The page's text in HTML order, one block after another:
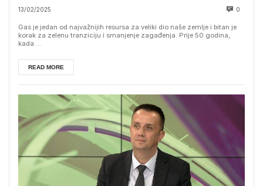
13/02/2025 0
Gas je jedan od najvažnijih resursa za veliki dio naše zemlje i bitan je
korak za zelenu tranziciju i smanjenje zagađenja. Prije 50 godina,
kada ...
READ MORE